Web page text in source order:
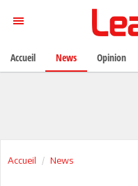
Accueil News
Accueil News Opinion